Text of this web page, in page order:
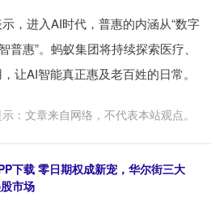
进入AI时代，普惠的内涵从“数字
普惠”。蚂蚁集团将持续探索医疗、
让AI智能真正惠及老百姓的日常。
：文章来自网络，不代表本站观点。
下载 零日期权成新宠，华尔街三大
市场